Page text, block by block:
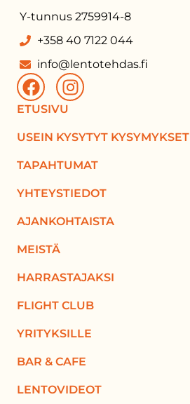
Y-tunnus 2759914-8
+358 40 7122 044
info@lentotehdas.fi
ETUSIVU
USEIN KYSYTYT KYSYMYKSET
TAPAHTUMAT
YHTEYSTIEDOT
AJANKOHTAISTA
MEISTÄ
HARRASTAJAKSI
FLIGHT CLUB
YRITYKSILLE
BAR & CAFE
LENTOVIDEOT